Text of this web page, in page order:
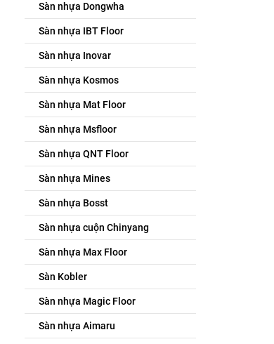
Sàn nhựa Dongwha
Sàn nhựa IBT Floor
Sàn nhựa Inovar
Sàn nhựa Kosmos
Sàn nhựa Mat Floor
Sàn nhựa Msfloor
Sàn nhựa QNT Floor
Sàn nhựa Mines
Sàn nhựa Bosst
Sàn nhựa cuộn Chinyang
Sàn nhựa Max Floor
Sàn Kobler
Sàn nhựa Magic Floor
Sàn nhựa Aimaru